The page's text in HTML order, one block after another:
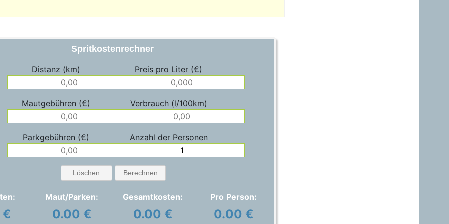
Spritkostenrechner
Distanz (km) Preis pro Liter (€)
Mautgebühren (€) Verbrauch (l/100km)
Parkgebühren (€) Anzahl der Personen
Löschen Berechnen
Maut/Parken:
0.00 €
Gesamtkosten:
0.00 €
Pro Person:
0.00 €